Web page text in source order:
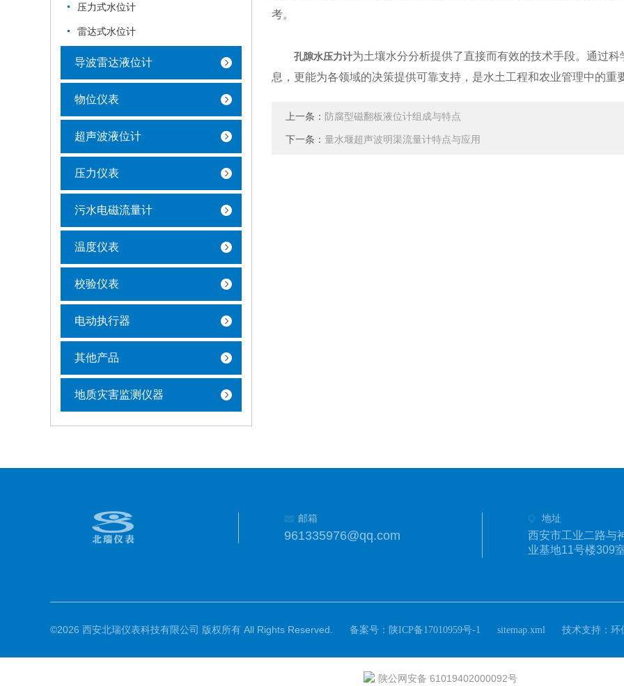
压力式水位计
雷达式水位计
导波雷达液位计
物位仪表
超声波液位计
压力仪表
污水电磁流量计
温度仪表
校验仪表
电动执行器
其他产品
地质灾害监测仪器
考。
孔隙水压力计为土壤水分分析提供了直接而有效的技术手段。通过
息，更能为各领域的决策提供可靠支持，是水土工程和农业管理中的重
上一条： 防腐型磁翻板液位计组成与特点
下一条： 量水堰超声波明渠流量计特点与应用
邮箱
961335976@qq.com
地址
西安市工业二路与
业基地11号楼309
©2026 西安北瑞仪表科技有限公司 版权所有 All Rights Reserved. 备案号： 陕ICP备17010959号-1 sitemap.xml 技术支持： 环
陕公网安备 61019402000092号